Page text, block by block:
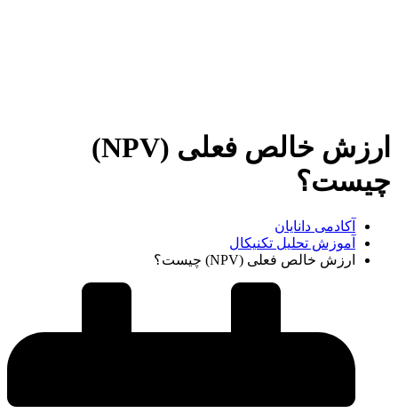
ارزش خالص فعلی (NPV)
چیست؟
آکادمی دانایان
آموزش تحلیل تکنیکال
ارزش خالص فعلی (NPV) چیست؟